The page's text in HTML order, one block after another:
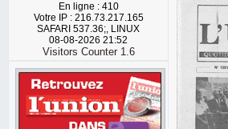
En ligne : 410
Votre IP : 216.73.217.165
SAFARI 537.36;, LINUX
08-08-2026 21:52
Visitors Counter 1.6